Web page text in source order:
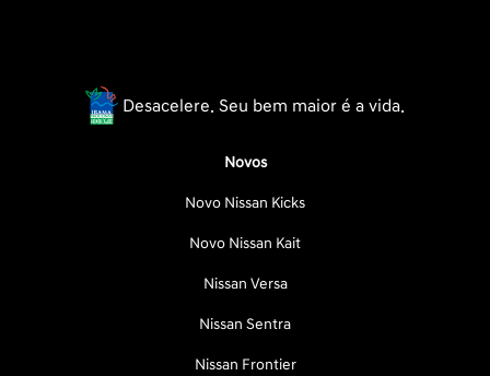
Desacelere. Seu bem maior é a vida.
Novos
Novo Nissan Kicks
Novo Nissan Kait
Nissan Versa
Nissan Sentra
Nissan Frontier